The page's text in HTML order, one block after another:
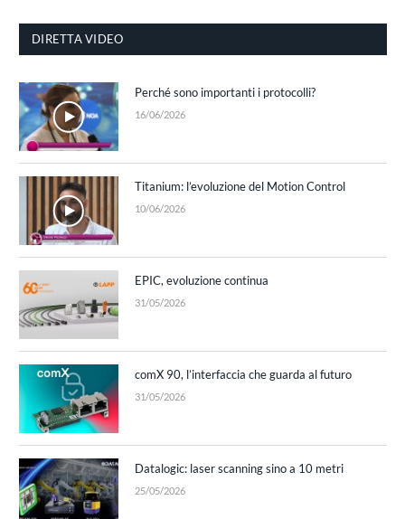
DIRETTA VIDEO
Perché sono importanti i protocolli?
16/06/2026
Titanium: l’evoluzione del Motion Control
10/06/2026
EPIC, evoluzione continua
31/05/2026
comX 90, l’interfaccia che guarda al futuro
31/05/2026
Datalogic: laser scanning sino a 10 metri
25/05/2026